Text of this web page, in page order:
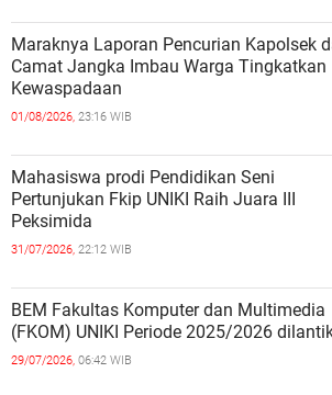
Maraknya Laporan Pencurian Kapolsek
Camat Jangka Imbau Warga Tingkatkan
Kewaspadaan
01/08/2026, 23:16 WIB
Mahasiswa prodi Pendidikan Seni
Pertunjukan Fkip UNIKI Raih Juara III
Peksimida
31/07/2026, 22:12 WIB
BEM Fakultas Komputer dan Multimedia
(FKOM) UNIKI Periode 2025/2026
29/07/2026, 06:42 WIB